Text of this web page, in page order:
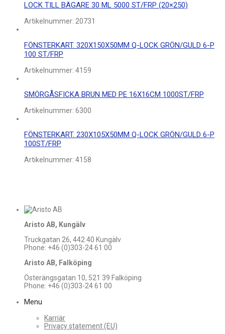
LOCK TILL BÄGARE 30 ML 5000 ST/FRP (20×250)
Artikelnummer: 20731
FÖNSTERKART. 320X150X50MM Q-LOCK GRÖN/GULD 6-P
100 ST/FRP
Artikelnummer: 4159
SMÖRGÅSFICKA BRUN MED PE 16X16CM 1000ST/FRP
Artikelnummer: 6300
FÖNSTERKART. 230X105X50MM Q-LOCK GRÖN/GULD 6-P
100ST/FRP
Artikelnummer: 4158
Aristo AB, Kungälv
Truckgatan 26, 442 40 Kungälv
Phone: +46 (0)303-24 61 00
Aristo AB, Falköping
Österängsgatan 10, 521 39 Falköping
Phone: +46 (0)303-24 61 00
Menu
Karriär
Privacy statement (EU)